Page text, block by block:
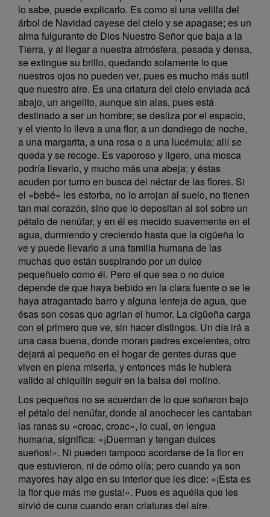
lo sabe, puede explicarlo. Es como si una velilla del
árbol de Navidad cayese del cielo y se apagase; es un
alma fulgurante de Dios Nuestro Señor que baja a la
Tierra, y al llegar a nuestra atmósfera, pesada y densa,
se extingue su brillo, quedando solamente lo que
nuestros ojos no pueden ver, pues es mucho más sutil
que nuestro aire. Es una criatura del cielo enviada acá
abajo, un angelito, aunque sin alas, pues está
destinado a ser un hombre; se desliza por el espacio,
y el viento lo lleva a una flor, a un dondiego de noche,
a una margarita, a una rosa o a una lucérnula; allí se
queda y se recoge. Es vaporoso y ligero, una mosca
podría llevarlo, y mucho más una abeja; y éstas
acuden por turno en busca del néctar de las flores. Si
el «bebé» les estorba, no lo arrojan al suelo, no tienen
tan mal corazón, sino que lo depositan al sol sobre un
pétalo de nenúfar, y en él es mecido suavemente en el
agua, durmiendo y creciendo hasta que la cigüeña lo
ve y puede llevarlo a una familia humana de las
muchas que están suspirando por un dulce
pequeñuelo como él. Pero el que sea o no dulce
depende de que haya bebido en la clara fuente o se le
haya atragantado barro y alguna lenteja de agua, que
ésas son cosas que agrian el humor. La cigüeña carga
con el primero que ve, sin hacer distingos. Un día irá a
una casa buena, donde moran padres excelentes, otro
dejará al pequeño en el hogar de gentes duras que
viven en plena miseria, y entonces más le hubiera
valido al chiquitín seguir en la balsa del molino.
Los pequeños no se acuerdan de lo que soñaron bajo
el pétalo del nenúfar, donde al anochecer les cantaban
las ranas su «croac, croac», lo cual, en lengua
humana, significa: «¡Duerman y tengan dulces
sueños!». Ni pueden tampoco acordarse de la flor en
que estuvieron, ni de cómo olía; pero cuando ya son
mayores hay algo en su interior que les dice: «¡Esta es
la flor que más me gusta!». Pues es aquélla que les
sirvió de cuna cuando eran criaturas del aire.